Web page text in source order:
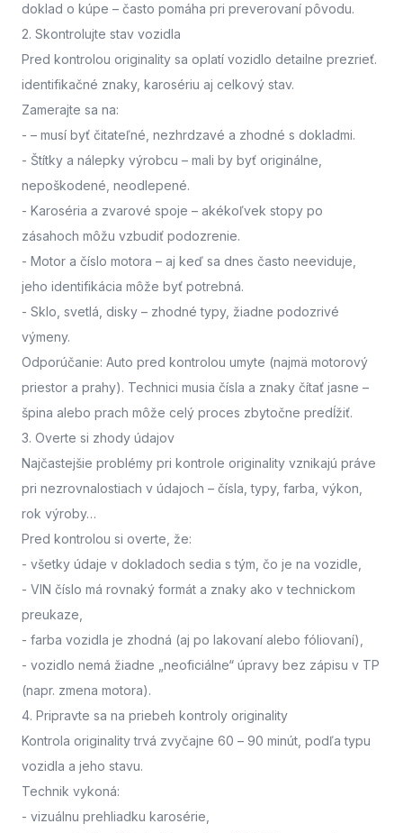
doklad o kúpe – často pomáha pri preverovaní pôvodu.
2. Skontrolujte stav vozidla
Pred kontrolou originality sa oplatí vozidlo detailne prezrieť.
identifikačné znaky, karosériu aj celkový stav.
Zamerajte sa na:
- – musí byť čitateľné, nezhrdzavé a zhodné s dokladmi.
- Štítky a nálepky výrobcu – mali by byť originálne,
nepoškodené, neodlepené.
- Karoséria a zvarové spoje – akékoľvek stopy po
zásahoch môžu vzbudiť podozrenie.
- Motor a číslo motora – aj keď sa dnes často neeviduje,
jeho identifikácia môže byť potrebná.
- Sklo, svetlá, disky – zhodné typy, žiadne podozrivé
výmeny.
Odporúčanie: Auto pred kontrolou umyte (najmä motorový
priestor a prahy). Technici musia čísla a znaky čítať jasne –
špina alebo prach môže celý proces zbytočne predĺžiť.
3. Overte si zhody údajov
Najčastejšie problémy pri kontrole originality vznikajú práve
pri nezrovnalostiach v údajoch – čísla, typy, farba, výkon,
rok výroby…
Pred kontrolou si overte, že:
- všetky údaje v dokladoch sedia s tým, čo je na vozidle,
- VIN číslo má rovnaký formát a znaky ako v technickom
preukaze,
- farba vozidla je zhodná (aj po lakovaní alebo fóliovaní),
- vozidlo nemá žiadne „neoficiálne“ úpravy bez zápisu v TP
(napr. zmena motora).
4. Pripravte sa na priebeh kontroly originality
Kontrola originality trvá zvyčajne 60 – 90 minút , podľa typu
vozidla a jeho stavu.
Technik vykoná:
- vizuálnu prehliadku karosérie,